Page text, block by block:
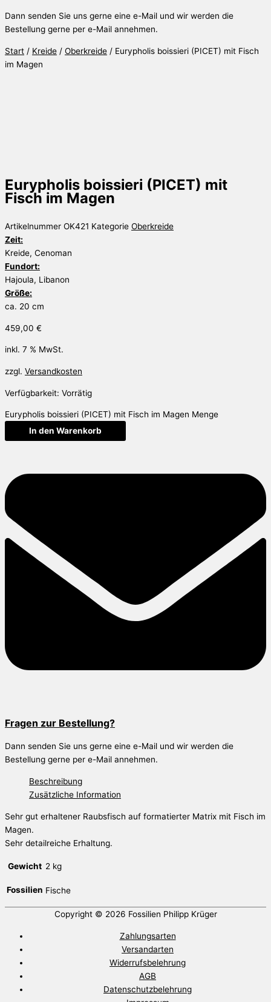
Dann senden Sie uns gerne eine e-Mail und wir werden die
Bestellung gerne per e-Mail annehmen.
Start / Kreide / Oberkreide / Eurypholis boissieri (PICET) mit Fisch
im Magen
Eurypholis boissieri (PICET) mit
Fisch im Magen
Artikelnummer OK421 Kategorie Oberkreide
Zeit:
Kreide, Cenoman
Fundort:
Hajoula, Libanon
Größe:
ca. 20 cm
459,00 €
inkl. 7 % MwSt.
zzgl. Versandkosten
Verfügbarkeit: Vorrätig
Eurypholis boissieri (PICET) mit Fisch im Magen Menge
In den Warenkorb
Fragen zur Bestellung?
Dann senden Sie uns gerne eine e-Mail und wir werden die
Bestellung gerne per e-Mail annehmen.
Beschreibung
Zusätzliche Information
Sehr gut erhaltener Raubsfisch auf formatierter Matrix mit Fisch im
Magen.
Sehr detailreiche Erhaltung.
Gewicht 2 kg
Fossilien Fische
Copyright © 2026 Fossilien Philipp Krüger
Zahlungsarten
Versandarten
Widerrufsbelehrung
AGB
Datenschutzbelehrung